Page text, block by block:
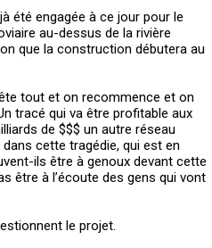
été engagée à ce jour pour le
au-dessus de la rivière
que la construction débutera au
tout et on recommence et on
tracé qui va être profitable aux
de $$$ un autre réseau
cette tragédie, qui est en
ils être à genoux devant cette
être à l’écoute des gens qui vont
le projet.